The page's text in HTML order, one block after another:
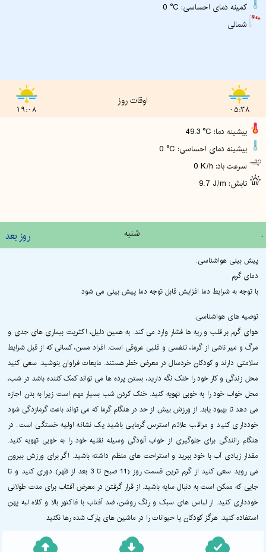
0 °C :کمینه دمای احساسی
شمالی
19:08
اوقات روز
05:38
49.3 °C :بیشینه دما
0 °C :بیشینه دمای احساسی
0 K/h :سرعت باد
9.7 J/m :تابش
روز بعد شنبه .
پیش بینی هواشناسی:
دمای گرم
با توجه به شرایط دما افزایش قابل توجه دما پیش بینی می شود
توصیه های هواشناسی:
هوای گرم بر قلب و ریه ها فشار وارد می کند. به همین دلیل، اکثریت بیماری های جدی و
مرگ و میر ناشی از گرما، تنفسی و قلبی عروقی است. افراد مسن، کسانی که از قبل شرایط
سلامتی دارند و کودکان خردسال در معرض خطر هستند. مایعات فراوان بنوشید. سعی کنید
محل زندگی و کار خود را خنک نگه دارید، بستن پرده ها می تواند کمک کننده باشد در شب،
محل خواب خود را به خوبی تهویه کنید. خنک کردن شب بسیار مهم است زیرا به بدن اجازه
می دهد تا بهبود یابد. از ورزش بیش از حد در هنگام گرما که می تواند باعث گرمازدگی شود
خودداری کنید و مراقب علائم استرس گرمایی باشید یک نشانه اولیه خستگی است. در
هنگام رانندگی برای جلوگیری از خواب آلودگی وسیله نقلیه خود را به خوبی تهویه کنید.
مقدار زیادی آب با خود ببرید و استراحت های منظم داشته باشید. اگر برای ورزش بیرون
می روید سعی کنید از گرم ترین قسمت روز (11 صبح تا 3 بعد از ظهر) دوری کنید و تا
جایی که ممکن است به دنبال سایه باشید. از قرار گرفتن در معرض آفتاب برای مدت طولانی
خودداری کنید. از لباس های سبک و رنگ روشن، ضد آفتاب با فاکتور بالا و کلاه لبه پهن
استفاده کنید. هرگز کودکان یا حیوانات را در ماشین های پارک شده رها نکنید